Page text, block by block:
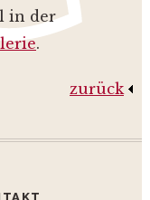
in der
.
zurück